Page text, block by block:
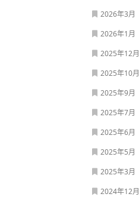
2026年3月
2026年1月
2025年12月
2025年10月
2025年9月
2025年7月
2025年6月
2025年5月
2025年3月
2024年12月